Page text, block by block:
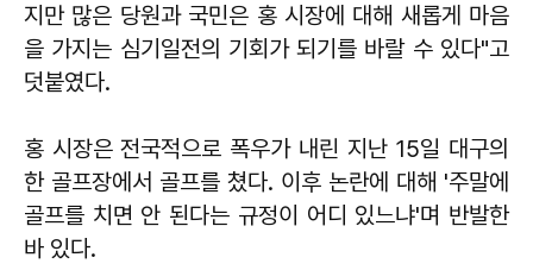
지만 많은 당원과 국민은 홍 시장에 대해 새롭게 마음
을 가지는 심기일전의 기회가 되기를 바랄 수 있다"고
덧붙였다.
홍 시장은 전국적으로 폭우가 내린 지난 15일 대구의
한 골프장에서 골프를 쳤다. 이후 논란에 대해 '주말에
골프를 치면 안 된다는 규정이 어디 있느냐'며 반발한
바 있다.